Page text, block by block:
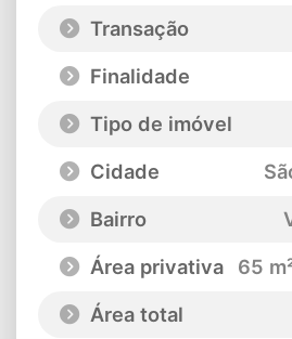
Transação
Finalidade
Tipo de imóvel
Cidade
Bairro
Área privativa
65
Área total